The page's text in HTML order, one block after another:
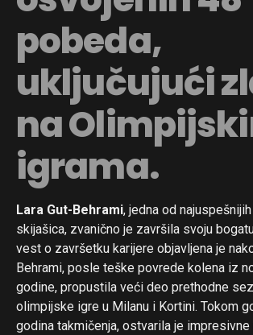
pobeda,
uključujući
na
igrama.
Lara Gut-Behrami, jedna od
skijašica, zvanično je završila svoju
vest o završetku karijere objavljena je
Behrami, posle teške povrede kolena iz
godine, propustila veći deo prethodne
olimpijske igre u Milanu i Kortini. Tokom
godina takmičenja, ostvarila je